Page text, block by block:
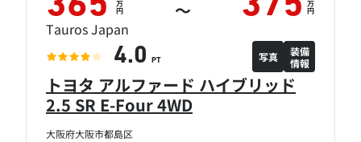
大阪府大阪市都島区
トヨタ アルファード ハイブリッド
2.5 SR E-Four 4WD
万
円 ～ 万
円
Tauros Japan
4.0 PT 写真
装備
情報